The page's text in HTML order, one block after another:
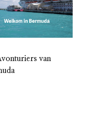
van